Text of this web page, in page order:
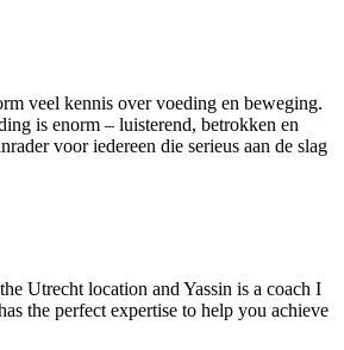
veel kennis over voeding en beweging.
is enorm – luisterend, betrokken en
voor iedereen die serieus aan de slag
Utrecht location and Yassin is a coach I
the perfect expertise to help you achieve